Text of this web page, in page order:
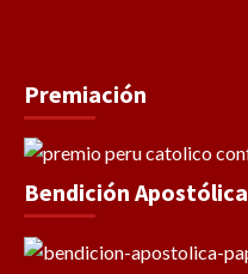
Premiación
Bendición Apostólica